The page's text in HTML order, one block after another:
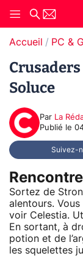
Accueil PC &
Crusaders
Soluce
Par La
Publié le
Suivez-
Sortez de
alentours.
voir Celestia.
En sortant, à
potion et de
les squelettes